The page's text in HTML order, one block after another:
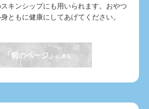
キンシップにも用いられます。おやつ
ともに健康にしてあげてください。
「前のページ」 に戻る